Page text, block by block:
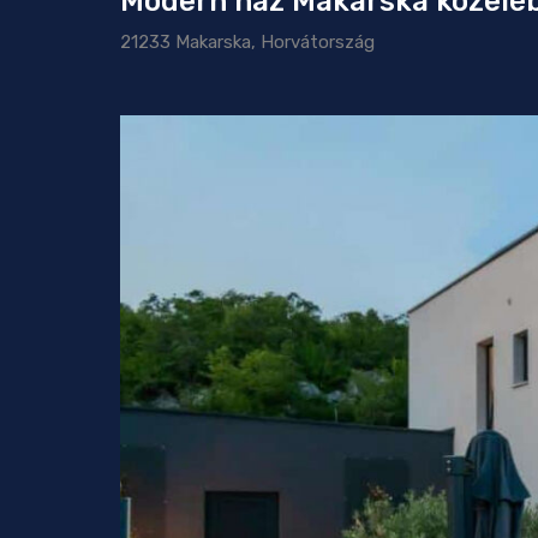
21233 Makarska, Horvátország